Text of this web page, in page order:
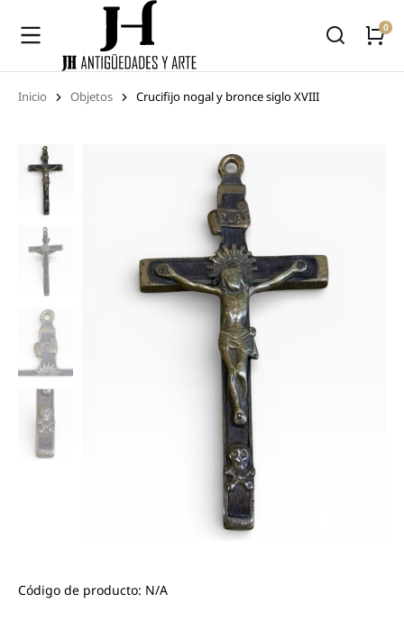
Estás aquí:
Inicio Objetos Crucifijo nogal y bronce siglo XVIII
Código de producto: N/A